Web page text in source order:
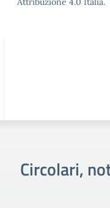
Circolari,